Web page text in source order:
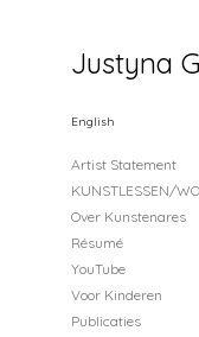
Justyna
English
Artist Statement
KUNSTLESSEN/
Over Kunstenares
Résumé
YouTube
Voor Kinderen
Publicaties